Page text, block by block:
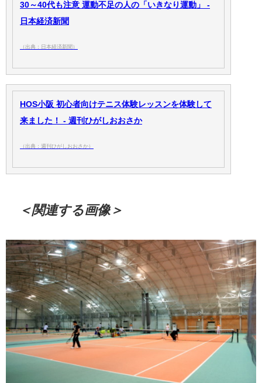
30～40代も注意 運動不足の人の「いきなり運動」 -
日本経済新聞
（出典：日本経済新聞）
HOS小阪 初心者向けテニス体験レッスンを体験して
来ました！ - 週刊ひがしおおさか
（出典：週刊ひがしおおさか）
＜関連する画像＞